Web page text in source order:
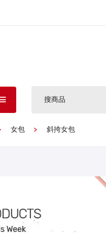
搜商品
女包 斜挎女包